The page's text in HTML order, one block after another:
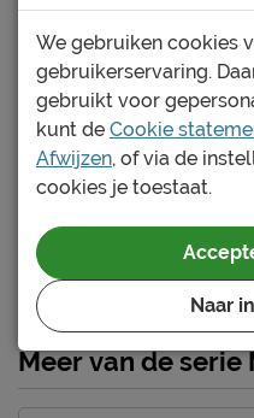
Lengte
Comforthoogte (hoge
instap)
Hoogte hoofdbord
Hoogte
Kenmerken
Thema bed
Elektrisch verstelbare
bedbodem mogelijk?
Uitvoering
Bekijk meer
MARGRIT
Meer van de serie
We gebruiken cookies
gebruikerservaring.
gebruikt voor
kunt de Cookie
Afwijzen, of via de
cookies je toestaat.
Naar